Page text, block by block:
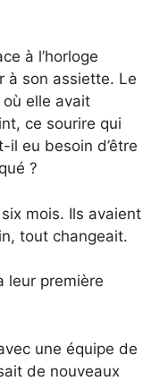
à l’horloge
à son assiette. Le
elle avait
ce sourire qui
eu besoin d’être
?
mois. Ils avaient
tout changeait.
leur première
une équipe de
de nouveaux